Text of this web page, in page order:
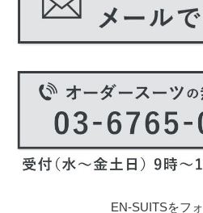
EN-SUITSをフ